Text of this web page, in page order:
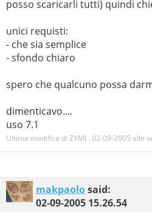
posso scaricarli tutti) quindi
unici requisti:
- che sia semplice
- sfondo chiaro
spero che qualcuno possa
dimenticavo....
uso 7.1
Ultima modifica di ZYMI : 02-09-2005 alle
makpaolosaid:
02-09-2005 15.26.54